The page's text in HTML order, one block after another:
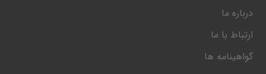
درباره ما
ارتباط با ما
گواهینامه ها